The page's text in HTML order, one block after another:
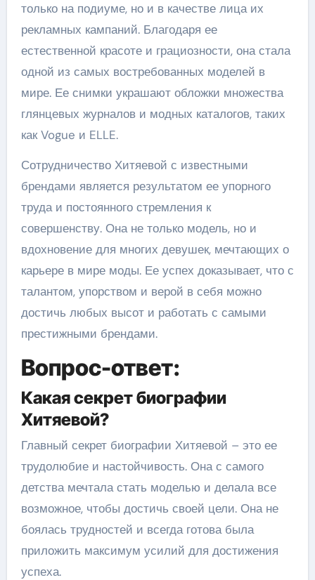
только на подиуме, но и в качестве лица их
рекламных кампаний. Благодаря ее
естественной красоте и грациозности, она стала
одной из самых востребованных моделей в
мире. Ее снимки украшают обложки множества
глянцевых журналов и модных каталогов, таких
как Vogue и ELLE.
Сотрудничество Хитяевой с известными
брендами является результатом ее упорного
труда и постоянного стремления к
совершенству. Она не только модель, но и
вдохновение для многих девушек, мечтающих о
карьере в мире моды. Ее успех доказывает, что с
талантом, упорством и верой в себя можно
достичь любых высот и работать с самыми
престижными брендами.
Вопрос-ответ:
Какая секрет биографии
Хитяевой?
Главный секрет биографии Хитяевой – это ее
трудолюбие и настойчивость. Она с самого
детства мечтала стать моделью и делала все
возможное, чтобы достичь своей цели. Она не
боялась трудностей и всегда готова была
приложить максимум усилий для достижения
успеха.